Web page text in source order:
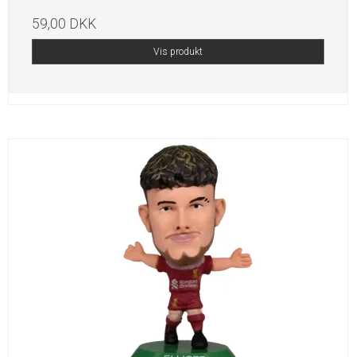
59,00 DKK
Vis produkt